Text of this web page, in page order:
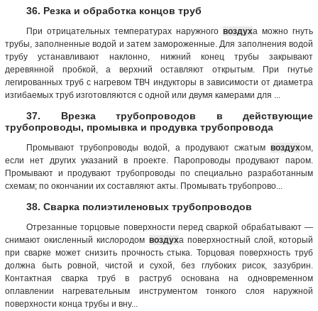
36. Резка и обработка концов труб
При отрицательных температурах наружного воздуха можно гнуть
трубы, заполненные водой и затем замороженные. Для заполнения водой
трубу устанавливают наклонно, нижний конец трубы закрывают
деревянной пробкой, а верхний оставляют открытым. При гнутье
легированных труб с нагревом ТВЧ индукторы в зависимости от диаметра
изгибаемых труб изготовляются с одной или двумя камерами для ...
37. Врезка трубопроводов в действующие
трубопроводы, промывка и продувка трубопровода
Промывают трубопроводы водой, а продувают сжатым воздухом,
если нет других указаний в проекте. Паропроводы продувают паром.
Промывают и продувают трубопроводы по специально разработанным
схемам; по окончании их составляют акты. Промывать трубопрово...
38. Сварка полиэтиленовых трубопроводов
Отрезанные торцовые поверхности перед сваркой обрабатывают —
снимают окисленный кислородом воздуха поверхностный слой, который
при сварке может снизить прочность стыка. Торцовая поверхность труб
должна быть ровной, чистой и сухой, без глубоких рисок, зазубрин.
Контактная сварка труб в раструб основана на одновременном
оплавлении нагревательным инструментом тонкого слоя наружной
поверхности конца трубы и вну...